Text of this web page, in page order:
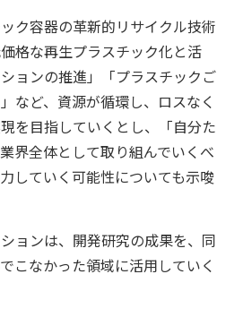
ク容器の革新的リサイクル技術
格な再生プラスチック化と活
ョンの推進」「プラスチックご
など、資源が循環し、ロスなく
を目指していくとし、「自分た
界全体として取り組んでいくべ
していく可能性についても示唆
ョンは、開発研究の成果を、同
こなかった領域に活用していく